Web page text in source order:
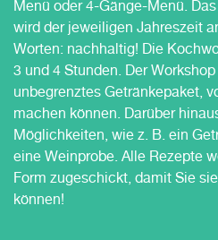
Menü oder 4-Gänge-Menü.
wird der jeweiligen Jahreszeit
Worten: nachhaltig! Die
3 und 4 Stunden. Der
unbegrenztes Getränkepaket,
machen können. Darüber
Möglichkeiten, wie z. B. ein
eine Weinprobe. Alle Rezepte
Form zugeschickt, damit Sie
können!